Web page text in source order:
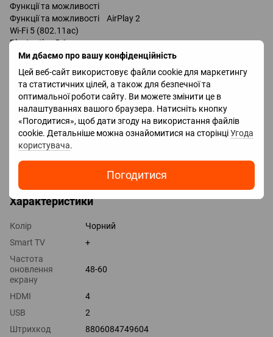
Ми дбаємо про вашу конфіденційність
Цей веб-сайт використовує файли cookie для маркетингу
та статистичних цілей, а також для безпечної та
оптимальної роботи сайту. Ви можете змінити це в
налаштуваннях вашого браузера. Натисніть кнопку
«Погодитися», щоб дати згоду на використання файлів
cookie. Детальніше можна ознайомитися на сторінціУгода
користувача.
Погодитися
Функції та можливості
Функції та можливості AirPlay 2
Wi-Fi 5 (802.11ac)
Bluetooth v 5.1
керування голосом
Amazon Alexa
Роз'єми
Входи USB 2 шт / v2.0 /
LAN
HDMI 3 шт
Версія HDMI v 2.0
Характеристики
Колір
Чорний
Smart TV
+
Частота
оновлення
екрану
48-60
HDMI
4
USB
2
Штрихкод
8806084749604